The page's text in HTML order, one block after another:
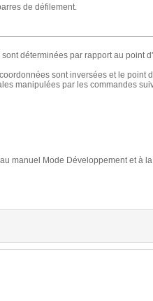
de défilement.
déterminées par rapport au point
sont inversées et le point
manipulées par les commandes
manuel Mode Développement et à